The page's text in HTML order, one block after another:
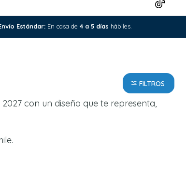
Estándar: En casa de 4 a 5 días hábiles.
con un diseño que te representa,
FILTROS